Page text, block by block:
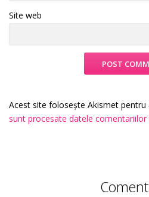
Site web
Acest site folosește Akismet pentru
sunt procesate datele comentariilor